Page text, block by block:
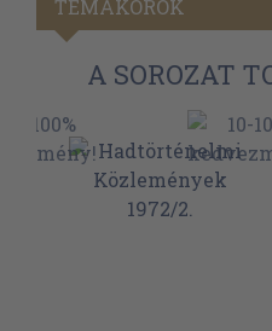
TÉMAKÖRÖK
A SOROZAT